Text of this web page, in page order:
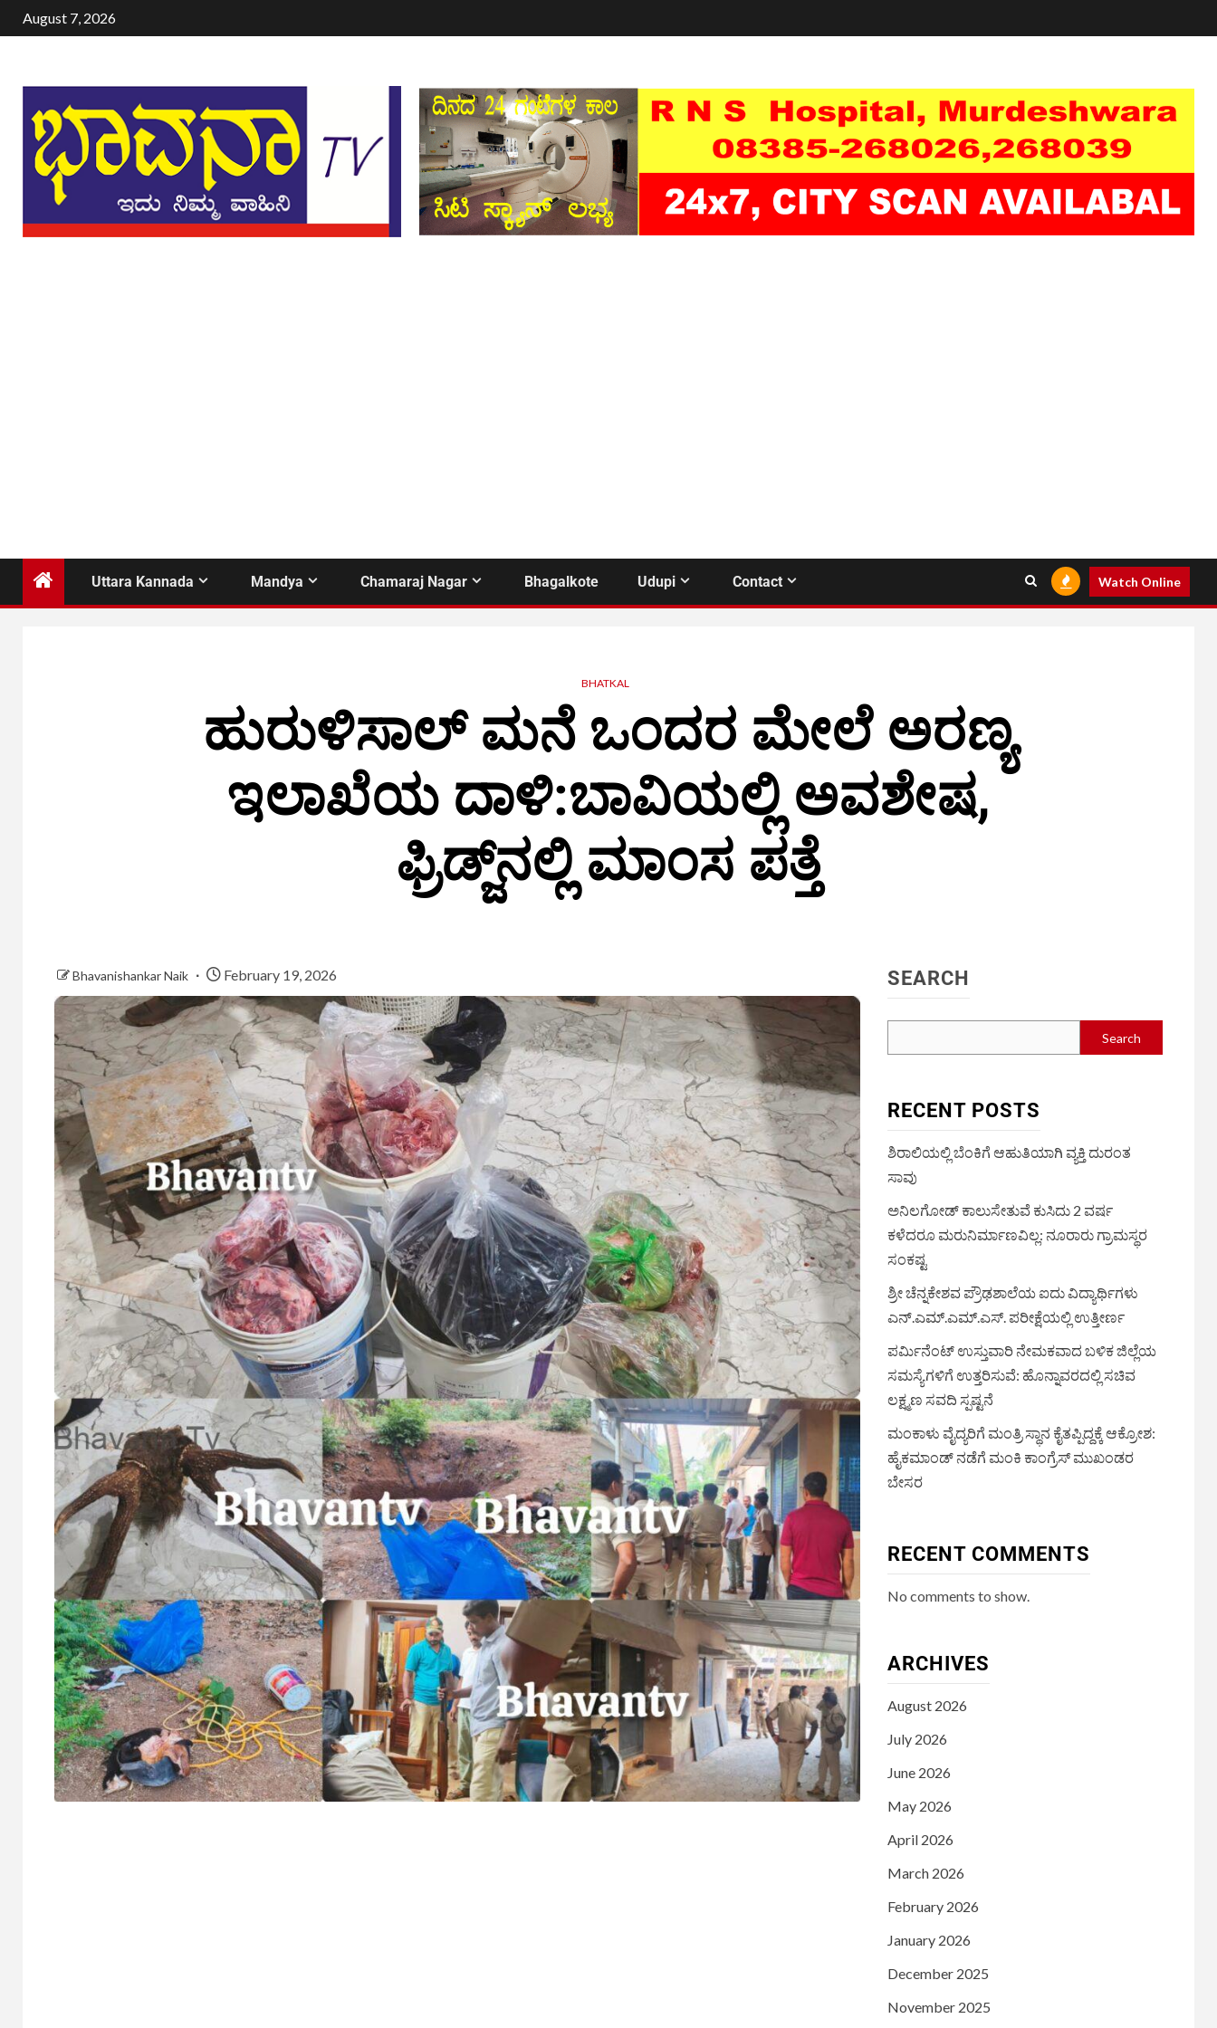
August 7, 2026
Uttara Kannada Mandya Chamaraj Nagar Bhagalkote Udupi Contact Watch Online
BHATKAL
ಹುರುಳಿಸಾಲ್ ಮನೆ ಒಂದರ ಮೇಲೆ ಅರಣ್ಯ
ಇಲಾಖೆಯ ದಾಳಿ:ಬಾವಿಯಲ್ಲಿ ಅವಶೇಷ,
ಫ್ರಿಡ್ಜ್‌ನಲ್ಲಿ ಮಾಂಸ ಪತ್ತೆ
Bhavanishankar Naik February 19, 2026 SEARCH
Search
RECENT POSTS
ಶಿರಾಲಿಯಲ್ಲಿ ಬೆಂಕಿಗೆ ಆಹುತಿಯಾಗಿ ವ್ಯಕ್ತಿ ದುರಂತ
ಸಾವು
ಅನಿಲಗೋಡ್ ಕಾಲುಸೇತುವೆ ಕುಸಿದು 2 ವರ್ಷ
ಕಳೆದರೂ ಮರುನಿರ್ಮಾಣವಿಲ್ಲ: ನೂರಾರು ಗ್ರಾಮಸ್ಥರ
ಸಂಕಷ್ಟ
ಶ್ರೀ ಚೆನ್ನಕೇಶವ ಪ್ರೌಢಶಾಲೆಯ ಐದು ವಿದ್ಯಾರ್ಥಿಗಳು
ಎನ್.ಎಮ್.ಎಮ್.ಎಸ್. ಪರೀಕ್ಷೆಯಲ್ಲಿ ಉತ್ತೀರ್ಣ
ಪರ್ಮಿನೆಂಟ್ ಉಸ್ತುವಾರಿ ನೇಮಕವಾದ ಬಳಿಕ ಜಿಲ್ಲೆಯ
ಸಮಸ್ಯೆಗಳಿಗೆ ಉತ್ತರಿಸುವೆ: ಹೊನ್ನಾವರದಲ್ಲಿ ಸಚಿವ
ಲಕ್ಷ್ಮಣ ಸವದಿ ಸ್ಪಷ್ಟನೆ
ಮಂಕಾಳು ವೈದ್ಯರಿಗೆ ಮಂತ್ರಿ ಸ್ಥಾನ ಕೈತಪ್ಪಿದ್ದಕ್ಕೆ ಆಕ್ರೋಶ:
ಹೈಕಮಾಂಡ್ ನಡೆಗೆ ಮಂಕಿ ಕಾಂಗ್ರೆಸ್ ಮುಖಂಡರ
ಬೇಸರ
RECENT COMMENTS
No comments to show.
ARCHIVES
August 2026
July 2026
June 2026
May 2026
April 2026
March 2026
February 2026
January 2026
December 2025
November 2025